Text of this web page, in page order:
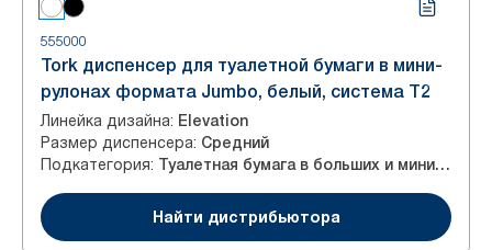
555000
Tork диспенсер для туалетной бумаги в мини-
рулонах формата Jumbo, белый, система T2
Линейка дизайна: Elevation
Размер диспенсера: Средний
Подкатегория: Туалетная бумага в больших и мини-рулонах
Найти дистрибьютора